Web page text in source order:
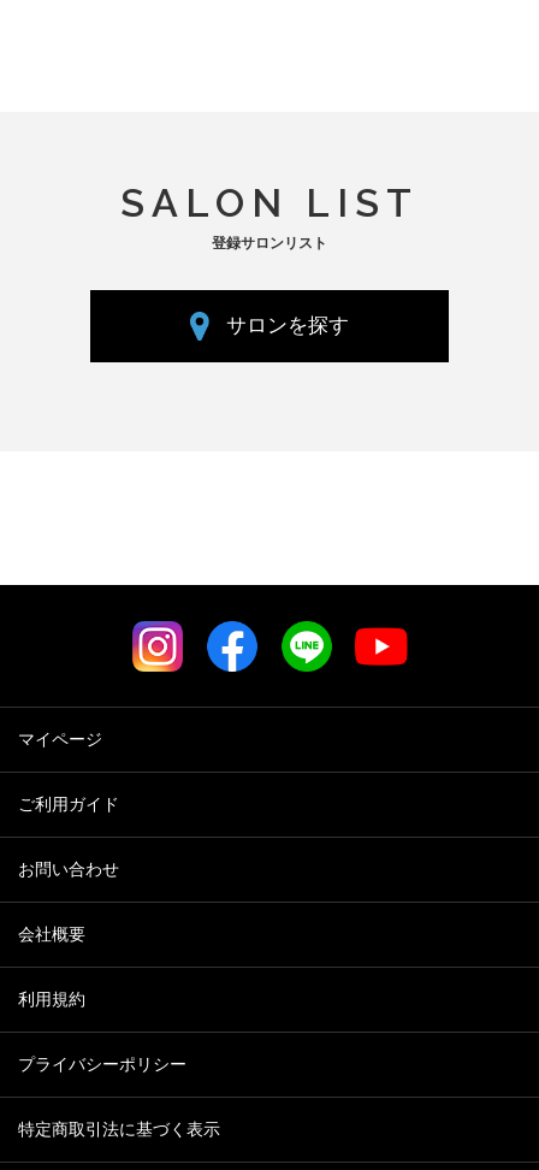
SALON LIST
登録サロンリスト
サロンを探す
マイページ
ご利用ガイド
お問い合わせ
会社概要
利用規約
プライバシーポリシー
特定商取引法に基づく表示